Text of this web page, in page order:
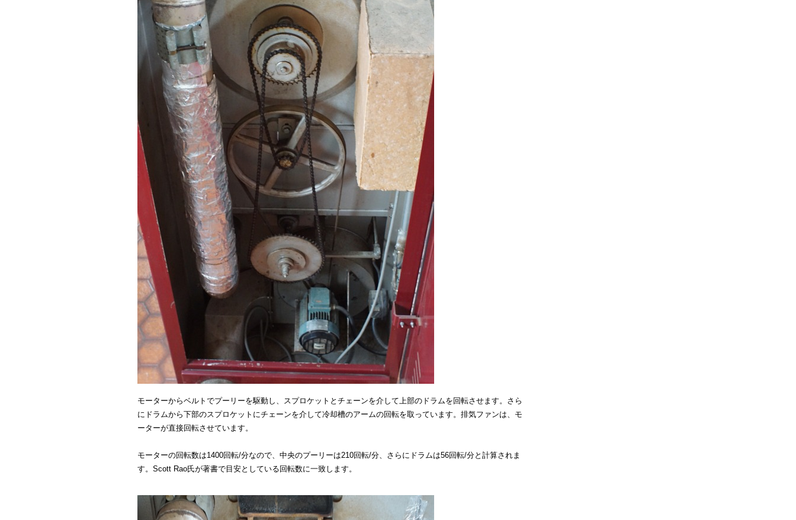
モーターからベルトでプーリーを駆動し、スプロケットとチェーンを介して上部のドラムを回転させます。さら
にドラムから下部のスプロケットにチェーンを介して冷却槽のアームの回転を取っています。排気ファンは、モ
ーターが直接回転させています。
モーターの回転数は1400回転/分なので、中央のプーリーは210回転/分、さらにドラムは56回転/分と計算されま
す。Scott Rao氏が著書で目安としている回転数に一致します。